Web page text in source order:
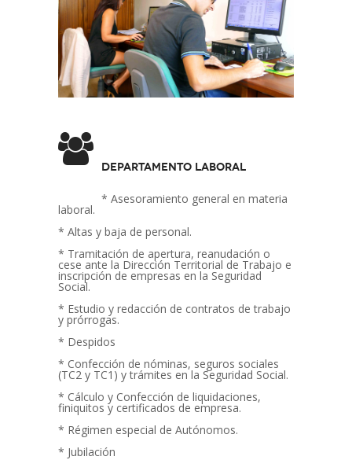
Departamento Laboral
* Asesoramiento general en materia
laboral.
* Altas y baja de personal.
* Tramitación de apertura, reanudación o
cese ante la Dirección Territorial de Trabajo e
inscripción de empresas en la Seguridad
Social.
* Estudio y redacción de contratos de trabajo
y prórrogas.
* Despidos
* Confección de nóminas, seguros sociales
(TC2 y TC1) y trámites en la Seguridad Social.
* Cálculo y Confección de liquidaciones,
finiquitos y certificados de empresa.
* Régimen especial de Autónomos.
* Jubilación